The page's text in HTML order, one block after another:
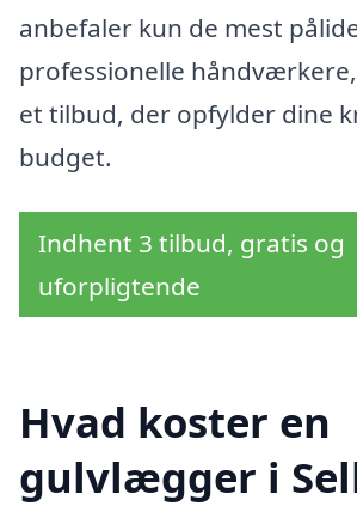
anbefaler kun de mest
professionelle
et tilbud, der opfylder dine
budget.
Indhent 3 tilbud, gratis og
uforpligtende
Hvad koster en
gulvlægger i